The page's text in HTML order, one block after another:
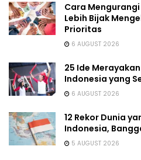
Cara
Lebih Bijak
Prioritas
6 AUGUST 2026
25 Ide
Indonesia yang
6 AUGUST 2026
12 Rekor Dunia
Indonesia,
5 AUGUST 2026